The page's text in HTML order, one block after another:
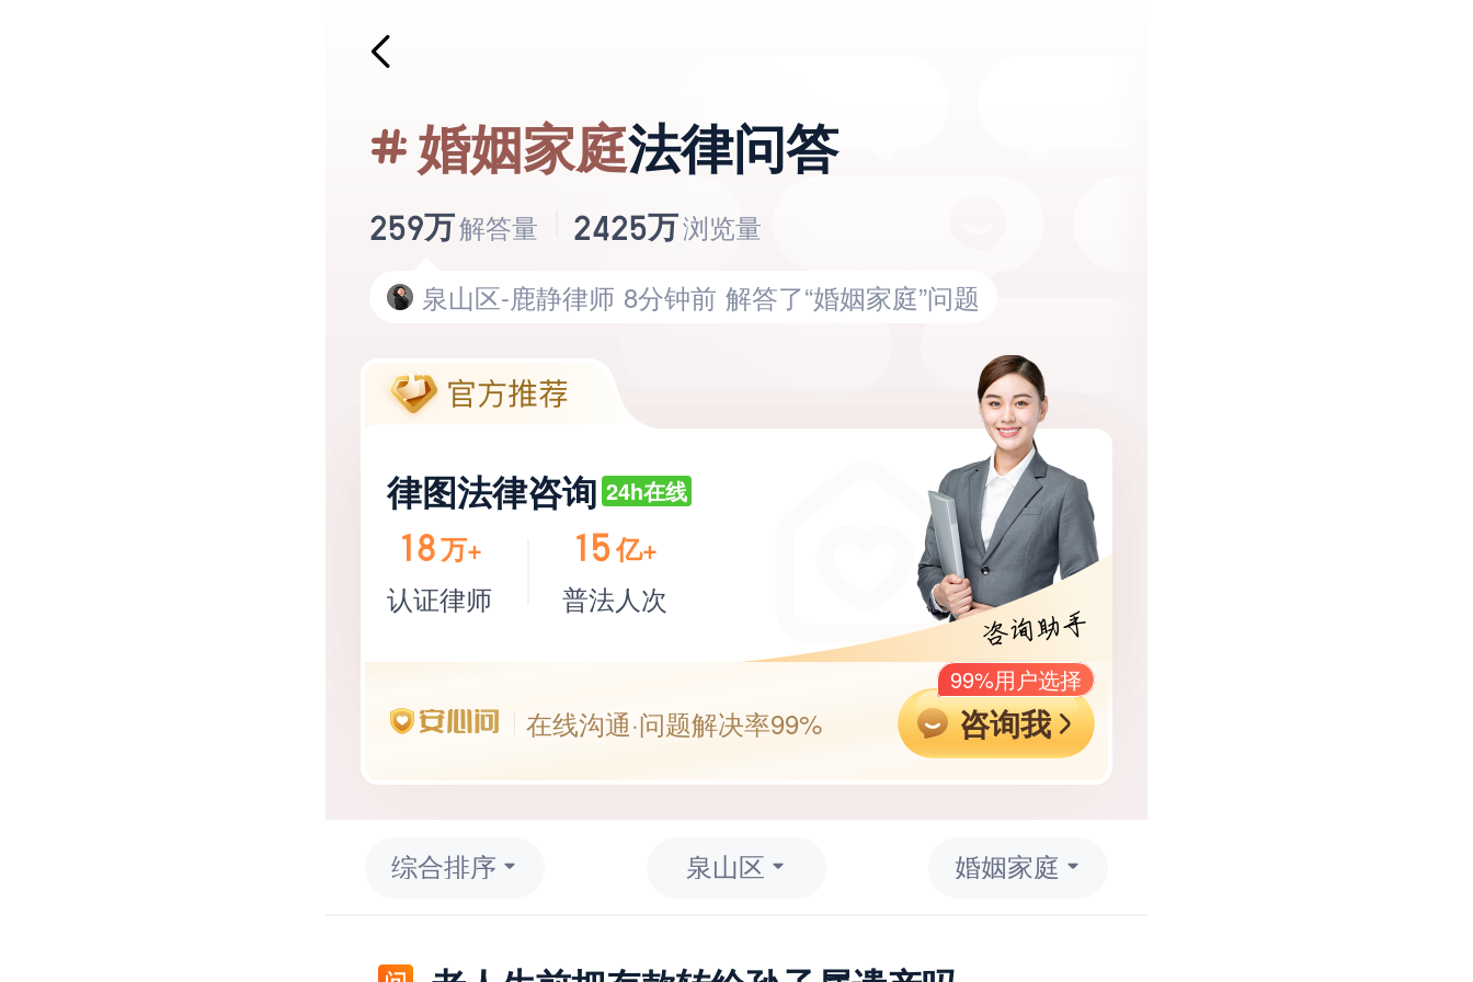
婚姻家庭法律问答
259万解答量 2425万浏览量
泉山区-鹿静律师 8分钟前 解答了“婚姻家庭”问题
泉山区-王颖律师 16分钟前 解答了“婚姻家庭”问题
泉山区-鹿静律师 8分钟前 解答了“婚姻家庭”问题
解答了“婚姻家庭”问题
泉山区-王颖律师
解答了“婚姻家庭”问题
解答了“婚姻家庭”问题
律图法律咨询 24h在线
18万+
认证律师
15亿+
普法人次
在线沟通·问题解决率99%
99%用户选择
咨询我
综合排序 泉山区 婚姻家庭